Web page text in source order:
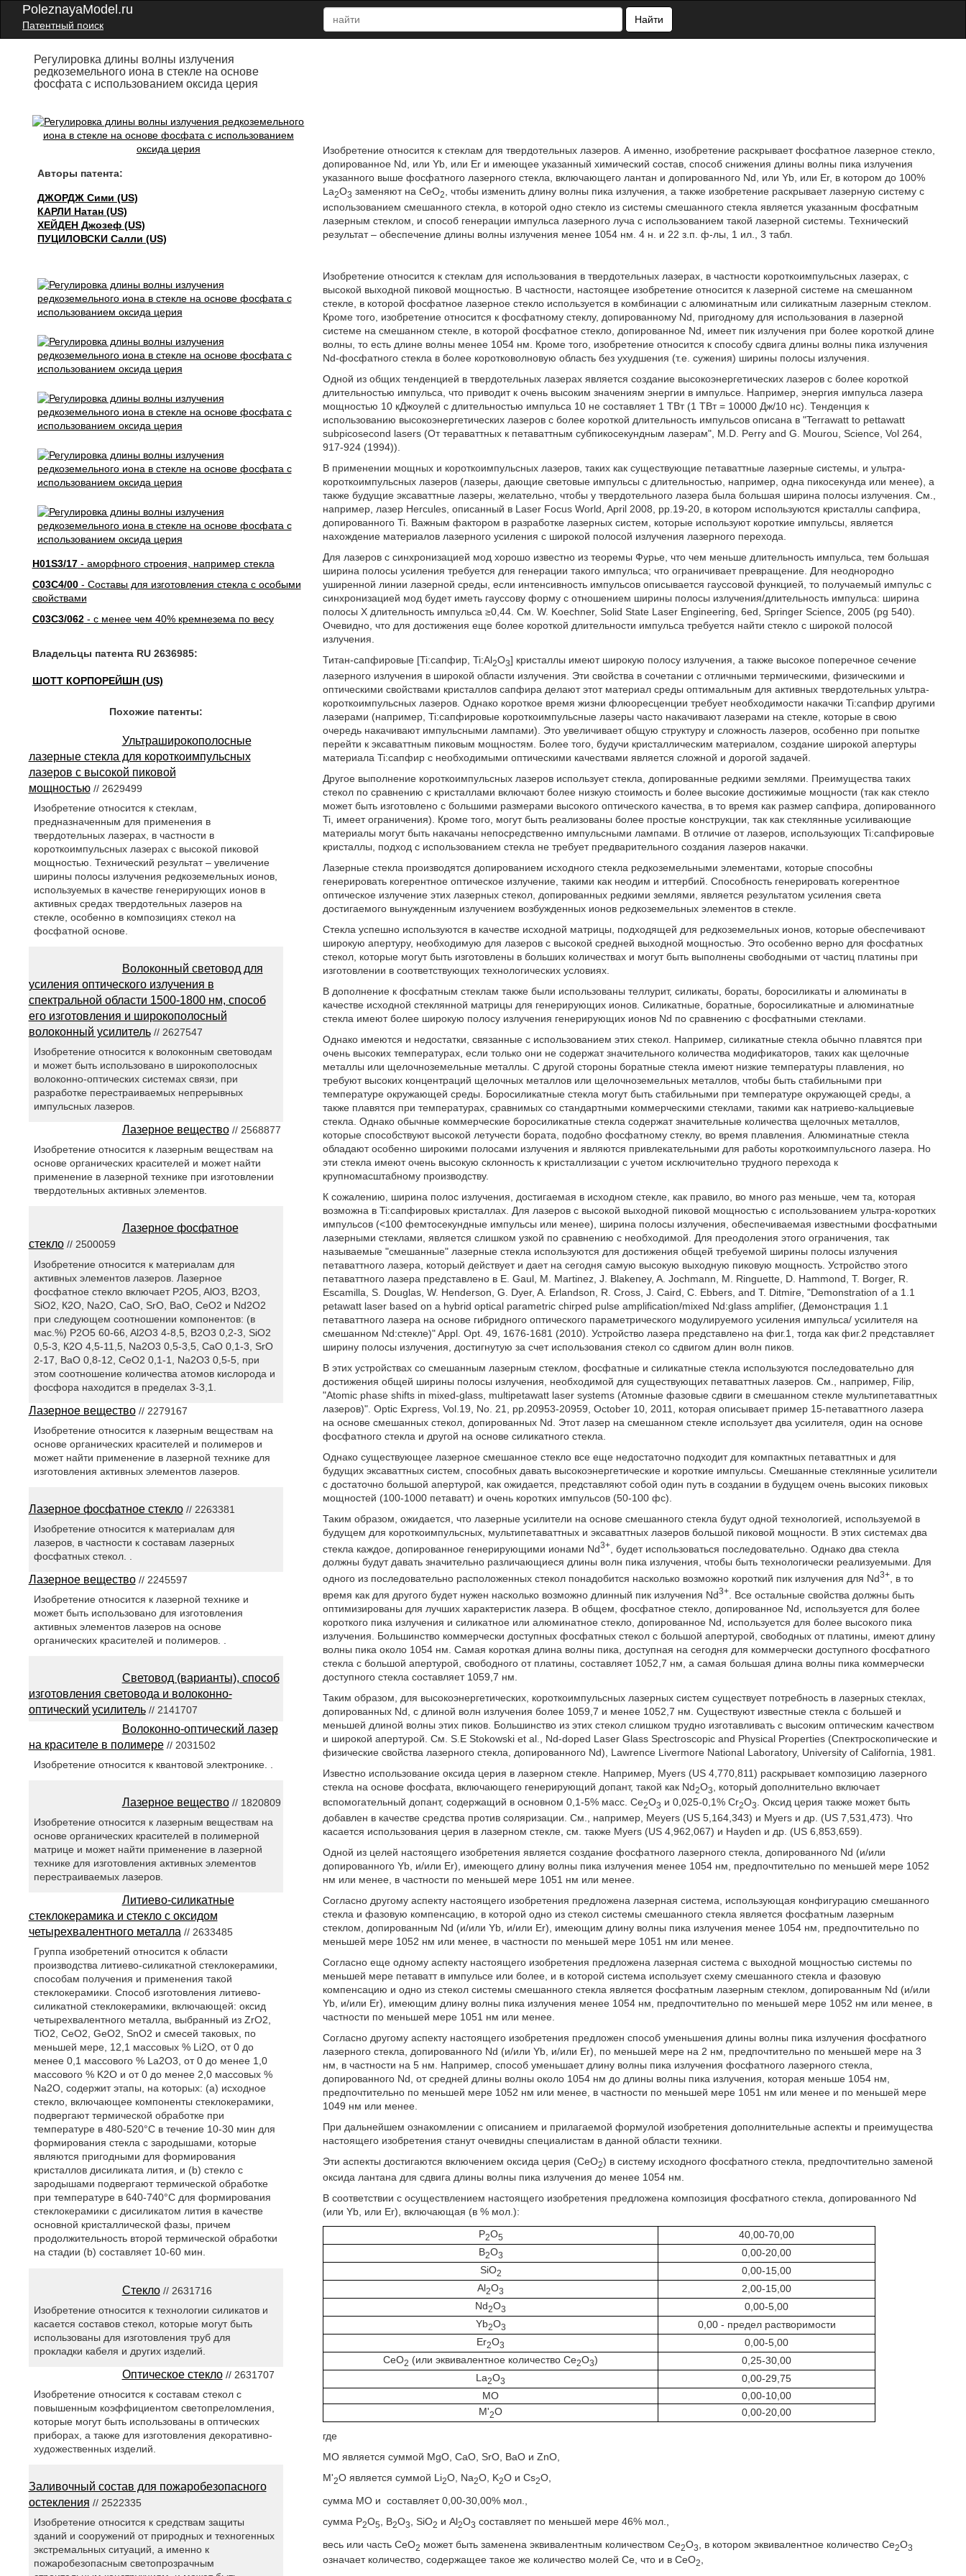
PoleznayaModel.ru
Патентный поиск
Найти
Регулировка длины волны излучения
редкоземельного иона в стекле на основе
фосфата с использованием оксида церия
Авторы патента:
ДЖОРДЖ Сими (US)
КАРЛИ Натан (US)
ХЕЙДЕН Джозеф (US)
ПУЦИЛОВСКИ Салли (US)
H01S3/17- аморфного строения, например стекла
C03C4/00- Составы для изготовления стекла с особыми
свойствами
C03C3/062- с менее чем 40% кремнезема по весу
Владельцы патента RU 2636985:
ШОТТ КОРПОРЕЙШН (US)
Изобретение относится к стеклам для твердотельных лазеров. А именно, изобретение раскрывает фосфатное лазерное стекло,
допированное Nd, или Yb, или Er и имеющее указанный химический состав, способ снижения длины волны пика излучения
указанного выше фосфатного лазерного стекла, включающего лантан и допированного Nd, или Yb, или Er, в котором до 100%
La2O3 заменяют на CeO2
, чтобы изменить длину волны пика излучения, а также изобретение раскрывает лазерную систему с
использованием смешанного стекла, в которой одно стекло из системы смешанного стекла является указанным фосфатным
лазерным стеклом, и способ генерации импульса лазерного луча с использованием такой лазерной системы. Технический
результат – обеспечение длины волны излучения менее 1054 нм. 4 н. и 22 з.п. ф-лы, 1 ил., 3 табл.
Изобретение относится к стеклам для использования в твердотельных лазерах, в частности короткоимпульсных лазерах, с
высокой выходной пиковой мощностью. В частности, настоящее изобретение относится к лазерной системе на смешанном
стекле, в которой фосфатное лазерное стекло используется в комбинации с алюминатным или силикатным лазерным стеклом.
Кроме того, изобретение относится к фосфатному стеклу, допированному Nd, пригодному для использования в лазерной
системе на смешанном стекле, в которой фосфатное стекло, допированное Nd, имеет пик излучения при более короткой длине
волны, то есть длине волны менее 1054 нм. Кроме того, изобретение относится к способу сдвига длины волны пика излучения
Nd-фосфатного стекла в более коротковолновую область без ухудшения (т.е. сужения) ширины полосы излучения.
Одной из общих тенденцией в твердотельных лазерах является создание высокоэнергетических лазеров с более короткой
длительностью импульса, что приводит к очень высоким значениям энергии в импульсе. Например, энергия импульса лазера
мощностью 10 кДжоулей с длительностью импульса 10 не составляет 1 ТВт (1 ТВт = 10000 Дж/10 нс). Тенденция к
использованию высокоэнергетических лазеров с более короткой длительность импульсов описана в "Terrawatt to pettawatt
subpicosecond lasers (От тераваттных к петаваттным субпикосекундным лазерам", M.D. Perry and G. Mourou, Science, Vol 264,
917-924 (1994)).
В применении мощных и короткоимпульсных лазеров, таких как существующие петаваттные лазерные системы, и ультра-
короткоимпульсных лазеров (лазеры, дающие световые импульсы с длительностью, например, одна пикосекунда или менее), а
также будущие эксаваттные лазеры, желательно, чтобы у твердотельного лазера была большая ширина полосы излучения. См.,
например, лазер Hercules, описанный в Laser Focus World, April 2008, pp.19-20, в котором используются кристаллы сапфира,
допированного Ti. Важным фактором в разработке лазерных систем, которые используют короткие импульсы, является
нахождение материалов лазерного усиления с широкой полосой излучения лазерного перехода.
Для лазеров с синхронизацией мод хорошо известно из теоремы Фурье, что чем меньше длительность импульса, тем большая
ширина полосы усиления требуется для генерации такого импульса; что ограничивает превращение. Для неоднородно
уширенной линии лазерной среды, если интенсивность импульсов описывается гауссовой функцией, то получаемый импульс с
синхронизацией мод будет иметь гауссову форму с отношением ширины полосы излучения/длительность импульса: ширина
полосы Х длительность импульса ≥0,44. См. W. Koechner, Solid State Laser Engineering, 6ed, Springer Science, 2005 (pg 540).
Очевидно, что для достижения еще более короткой длительности импульса требуется найти стекло с широкой полосой
излучения.
Титан-сапфировые [Ti:сапфир, Ti:Al2O3] кристаллы имеют широкую полосу излучения, а также высокое поперечное сечение
лазерного излучения в широкой области излучения. Эти свойства в сочетании с отличными термическими, физическими и
оптическими свойствами кристаллов сапфира делают этот материал среды оптимальным для активных твердотельных ультра-
короткоимпульсных лазеров. Однако короткое время жизни флюоресценции требует необходимости накачки Ti:сапфир другими
лазерами (например, Ti:сапфировые короткоимпульсные лазеры часто накачивают лазерами на стекле, которые в свою
очередь накачивают импульсными лампами). Это увеличивает общую структуру и сложность лазеров, особенно при попытке
перейти к эксаваттным пиковым мощностям. Более того, будучи кристаллическим материалом, создание широкой апертуры
материала Ti:сапфир с необходимыми оптическими качествами является сложной и дорогой задачей.
Другое выполнение короткоимпульсных лазеров использует стекла, допированные редкими землями. Преимущества таких
стекол по сравнению с кристаллами включают более низкую стоимость и более высокие достижимые мощности (так как стекло
может быть изготовлено с большими размерами высокого оптического качества, в то время как размер сапфира, допированного
Ti, имеет ограничения). Кроме того, могут быть реализованы более простые конструкции, так как стеклянные усиливающие
материалы могут быть накачаны непосредственно импульсными лампами. В отличие от лазеров, использующих Ti:сапфировые
кристаллы, подход с использованием стекла не требует предварительного создания лазеров накачки.
Лазерные стекла производятся допированием исходного стекла редкоземельными элементами, которые способны
генерировать когерентное оптическое излучение, такими как неодим и иттербий. Способность генерировать когерентное
оптическое излучение этих лазерных стекол, допированных редкими землями, является результатом усиления света
достигаемого вынужденным излучением возбужденных ионов редкоземельных элементов в стекле.
Стекла успешно используются в качестве исходной матрицы, подходящей для редкоземельных ионов, которые обеспечивают
широкую апертуру, необходимую для лазеров с высокой средней выходной мощностью. Это особенно верно для фосфатных
стекол, которые могут быть изготовлены в больших количествах и могут быть выполнены свободными от частиц платины при
изготовлении в соответствующих технологических условиях.
В дополнение к фосфатным стеклам также были использованы теллурит, силикаты, бораты, боросиликаты и алюминаты в
качестве исходной стеклянной матрицы для генерирующих ионов. Силикатные, боратные, боросиликатные и алюминатные
стекла имеют более широкую полосу излучения генерирующих ионов Nd по сравнению с фосфатными стеклами.
Однако имеются и недостатки, связанные с использованием этих стекол. Например, силикатные стекла обычно плавятся при
очень высоких температурах, если только они не содержат значительного количества модификаторов, таких как щелочные
металлы или щелочноземельные металлы. С другой стороны боратные стекла имеют низкие температуры плавления, но
требуют высоких концентраций щелочных металлов или щелочноземельных металлов, чтобы быть стабильными при
температуре окружающей среды. Боросиликатные стекла могут быть стабильными при температуре окружающей среды, а
также плавятся при температурах, сравнимых со стандартными коммерческими стеклами, такими как натриево-кальциевые
стекла. Однако обычные коммерческие боросиликатные стекла содержат значительные количества щелочных металлов,
которые способствуют высокой летучести бората, подобно фосфатному стеклу, во время плавления. Алюминатные стекла
обладают особенно широкими полосами излучения и являются привлекательными для работы короткоимпульсного лазера. Но
эти стекла имеют очень высокую склонность к кристаллизации с учетом исключительно трудного перехода к
крупномасштабному производству.
К сожалению, ширина полос излучения, достигаемая в исходном стекле, как правило, во много раз меньше, чем та, которая
возможна в Ti:сапфировых кристаллах. Для лазеров с высокой выходной пиковой мощностью с использованием ультра-коротких
импульсов (<100 фемтосекундные импульсы или менее), ширина полосы излучения, обеспечиваемая известными фосфатными
лазерными стеклами, является слишком узкой по сравнению с необходимой. Для преодоления этого ограничения, так
называемые "смешанные" лазерные стекла используются для достижения общей требуемой ширины полосы излучения
петаваттного лазера, который действует и дает на сегодня самую высокую выходную пиковую мощность. Устройство этого
петаваттного лазера представлено в Е. Gaul, M. Martinez, J. Blakeney, A. Jochmann, M. Ringuette, D. Hammond, Т. Borger, R.
Escamilla, S. Douglas, W. Henderson, G. Dyer, A. Erlandson, R. Cross, J. Caird, C. Ebbers, and T. Ditmire, "Demonstration of a 1.1
petawatt laser based on a hybrid optical parametric chirped pulse amplification/mixed Nd:glass amplifier, (Демонстрация 1.1
петаваттного лазера на основе гибридного оптического параметрического модулируемого усиления импульса/ усилителя на
смешанном Nd:стекле)" Appl. Opt. 49, 1676-1681 (2010). Устройство лазера представлено на фиг.1, тогда как фиг.2 представляет
ширину полосы излучения, достигнутую за счет использования стекол со сдвигом длин волн пиков.
В этих устройствах со смешанным лазерным стеклом, фосфатные и силикатные стекла используются последовательно для
достижения общей ширины полосы излучения, необходимой для существующих петаваттных лазеров. См., например, Filip,
"Atomic phase shifts in mixed-glass, multipetawatt laser systems (Атомные фазовые сдвиги в смешанном стекле мультипетаваттных
лазеров)". Optic Express, Vol.19, No. 21, pp.20953-20959, October 10, 2011, которая описывает пример 15-петаваттного лазера
на основе смешанных стекол, допированных Nd. Этот лазер на смешанном стекле использует два усилителя, один на основе
фосфатного стекла и другой на основе силикатного стекла.
Однако существующее лазерное смешанное стекло все еще недостаточно подходит для компактных петаваттных и для
будущих эксаваттных систем, способных давать высокоэнергетические и короткие импульсы. Смешанные стеклянные усилители
с достаточно большой апертурой, как ожидается, представляют собой один путь в создании в будущем очень высоких пиковых
мощностей (100-1000 петаватт) и очень коротких импульсов (50-100 фс).
Таким образом, ожидается, что лазерные усилители на основе смешанного стекла будут одной технологией, используемой в
будущем для короткоимпульсных, мультипетаваттных и эксаваттных лазеров большой пиковой мощности. В этих системах два
стекла каждое, допированное генерирующими ионами Nd3+
, будет использоваться последовательно. Однако два стекла
должны будут давать значительно различающиеся длины волн пика излучения, чтобы быть технологически реализуемыми. Для
одного из последовательно расположенных стекол понадобится насколько возможно короткий пик излучения для Nd3+
, в то
время как для другого будет нужен насколько возможно длинный пик излучения Nd3+
. Все остальные свойства должны быть
оптимизированы для лучших характеристик лазера. В общем, фосфатное стекло, допированное Nd, используется для более
короткого пика излучения и силикатное или алюминатное стекло, допированное Nd, используется для более высокого пика
излучения. Большинство коммерчески доступных фосфатных стекол с большой апертурой, свободных от платины, имеют длину
волны пика около 1054 нм. Самая короткая длина волны пика, доступная на сегодня для коммерчески доступного фосфатного
стекла с большой апертурой, свободного от платины, составляет 1052,7 нм, а самая большая длина волны пика коммерчески
доступного стекла составляет 1059,7 нм.
Таким образом, для высокоэнергетических, короткоимпульсных лазерных систем существует потребность в лазерных стеклах,
допированных Nd, с длиной волн излучения более 1059,7 и менее 1052,7 нм. Существуют известные стекла с большей и
меньшей длиной волны этих пиков. Большинство из этих стекол слишком трудно изготавливать с высоким оптическим качеством
и широкой апертурой. См. S.E Stokowski et al., Nd-doped Laser Glass Spectroscopic and Physical Properties (Спектроскопические и
физические свойства лазерного стекла, допированного Nd), Lawrence Livermore National Laboratory, University of California, 1981.
Известно использование оксида церия в лазерном стекле. Например, Myers (US 4,770,811) раскрывает композицию лазерного
стекла на основе фосфата, включающего генерирующий допант, такой как Nd2O3
, который дополнительно включает
вспомогательный допант, содержащий в основном 0,1-5% масс. Ce2O3 и 0,025-0,1% Cr2O3. Оксид церия также может быть
добавлен в качестве средства против соляризации. См., например, Meyers (US 5,164,343) и Myers и др. (US 7,531,473). Что
касается использования церия в лазерном стекле, см. также Myers (US 4,962,067) и Hayden и др. (US 6,853,659).
Одной из целей настоящего изобретения является создание фосфатного лазерного стекла, допированного Nd (и/или
допированного Yb, и/или Er), имеющего длину волны пика излучения менее 1054 нм, предпочтительно по меньшей мере 1052
нм или менее, в частности по меньшей мере 1051 нм или менее.
Согласно другому аспекту настоящего изобретения предложена лазерная система, использующая конфигурацию смешанного
стекла и фазовую компенсацию, в которой одно из стекол системы смешанного стекла является фосфатным лазерным
стеклом, допированным Nd (и/или Yb, и/или Er), имеющим длину волны пика излучения менее 1054 нм, предпочтительно по
меньшей мере 1052 нм или менее, в частности по меньшей мере 1051 нм или менее.
Согласно еще одному аспекту настоящего изобретения предложена лазерная система с выходной мощностью системы по
меньшей мере петаватт в импульсе или более, и в которой система использует схему смешанного стекла и фазовую
компенсацию и одно из стекол системы смешанного стекла является фосфатным лазерным стеклом, допированным Nd (и/или
Yb, и/или Er), имеющим длину волны пика излучения менее 1054 нм, предпочтительно по меньшей мере 1052 нм или менее, в
частности по меньшей мере 1051 нм или менее.
Согласно другому аспекту настоящего изобретения предложен способ уменьшения длины волны пика излучения фосфатного
лазерного стекла, допированного Nd (и/или Yb, и/или Er), по меньшей мере на 2 нм, предпочтительно по меньшей мере на 3
нм, в частности на 5 нм. Например, способ уменьшает длину волны пика излучения фосфатного лазерного стекла,
допированного Nd, от средней длины волны около 1054 нм до длины волны пика излучения, которая меньше 1054 нм,
предпочтительно по меньшей мере 1052 нм или менее, в частности по меньшей мере 1051 нм или менее и по меньшей мере
1049 нм или менее.
При дальнейшем ознакомлении с описанием и прилагаемой формулой изобретения дополнительные аспекты и преимущества
настоящего изобретения станут очевидны специалистам в данной области техники.
Эти аспекты достигаются включением оксида церия (CeO2) в систему исходного фосфатного стекла, предпочтительно заменой
оксида лантана для сдвига длины волны пика излучения до менее 1054 нм.
В соответствии с осуществлением настоящего изобретения предложена композиция фосфатного стекла, допированного Nd
(или Yb, или Er), включающая (в % мол.):
P2O5
40,00-70,00
B2O3
0,00-20,00
SiO2
0,00-15,00
Al2O3
2,00-15,00
Nd2O3
0,00-5,00
Yb2O3
0,00 - предел растворимости
Er2O3
0,00-5,00
CeO2 (или эквивалентное количество Ce2O3)
0,25-30,00
La2O3
0,00-29,75
MO
0,00-10,00
M'2O 0,00-20,00
где
MO является суммой MgO, CaO, SrO, BaO и ZnO,
M'2O является суммой Li2O, Na2O, K2O и Cs2O,
сумма MO и составляет 0,00-30,00% мол.,
сумма P2O5 , B2O3 , SiO2 и Al2O3 составляет по меньшей мере 46% мол.,
весь или часть CeO2 может быть заменена эквивалентным количеством Ce2O3 , в котором эквивалентное количество Ce2O3
означает количество, содержащее такое же количество молей Ce, что и в CeO2,
Похожие патенты:
Ультраширокополосные
лазерные стекла для короткоимпульсных
лазеров с высокой пиковой
мощностью// 2629499
Изобретение относится к стеклам,
предназначенным для применения в
твердотельных лазерах, в частности в
короткоимпульсных лазерах с высокой пиковой
мощностью. Технический результат – увеличение
ширины полосы излучения редкоземельных ионов,
используемых в качестве генерирующих ионов в
активных средах твердотельных лазеров на
стекле, особенно в композициях стекол на
фосфатной основе.
Волоконный световод для
усиления оптического излучения в
спектральной области 1500-1800 нм, способ
его изготовления и широкополосный
волоконный усилитель// 2627547
Изобретение относится к волоконным световодам
и может быть использовано в широкополосных
волоконно-оптических системах связи, при
разработке перестраиваемых непрерывных
импульсных лазеров.
Лазерное вещество// 2568877
Изобретение относится к лазерным веществам на
основе органических красителей и может найти
применение в лазерной технике при изготовлении
твердотельных активных элементов.
Лазерное фосфатное
стекло// 2500059
Изобретение относится к материалам для
активных элементов лазеров. Лазерное
фосфатное стекло включает P2O5, AlO3, В2О3,
SiO2, К2O, Na2O, СаО, SrO, BaO, СеО2 и Nd2O2
при следующем соотношении компонентов: (в
мас.%) P2O5 60-66, Al2O3 4-8,5, В2О3 0,2-3, SiO2
0,5-3, К2О 4,5-11,5, Na2O3 0,5-3,5, СаО 0,1-3, SrO
2-17, BaO 0,8-12, CeO2 0,1-1, Na2O3 0,5-5, при
этом соотношение количества атомов кислорода и
фосфора находится в пределах 3-3,1.
Лазерное вещество// 2279167
Изобретение относится к лазерным веществам на
основе органических красителей и полимеров и
может найти применение в лазерной технике для
изготовления активных элементов лазеров.
Лазерное фосфатное стекло// 2263381
Изобретение относится к материалам для
лазеров, в частности к составам лазерных
фосфатных стекол. .
Лазерное вещество// 2245597
Изобретение относится к лазерной технике и
может быть использовано для изготовления
активных элементов лазеров на основе
органических красителей и полимеров. .
Световод (варианты), способ
изготовления световода и волоконно-
оптический усилитель// 2141707
Волоконно-оптический лазер
на красителе в полимере// 2031502
Изобретение относится к квантовой электронике. .
Лазерное вещество// 1820809
Изобретение относится к лазерным веществам на
основе органических красителей в полимерной
матрице и может найти применение в лазерной
технике для изготовления активных элементов
перестраиваемых лазеров.
Литиево-силикатные
стеклокерамика и стекло с оксидом
четырехвалентного металла// 2633485
Группа изобретений относится к области
производства литиево-силикатной стеклокерамики,
способам получения и применения такой
стеклокерамики. Способ изготовления литиево-
силикатной стеклокерамики, включающей: оксид
четырехвалентного металла, выбранный из ZrO2,
TiO2, СеО2, GeO2, SnO2 и смесей таковых, по
меньшей мере, 12,1 массовых % Li2O, от 0 до
менее 0,1 массового % La2O3, от 0 до менее 1,0
массового % K2О и от 0 до менее 2,0 массовых %
Na2O, содержит этапы, на которых: (a) исходное
стекло, включающее компоненты стеклокерамики,
подвергают термической обработке при
температуре в 480-520°С в течение 10-30 мин для
формирования стекла с зародышами, которые
являются пригодными для формирования
кристаллов дисиликата лития, и (b) стекло с
зародышами подвергают термической обработке
при температуре в 640-740°С для формирования
стеклокерамики с дисиликатом лития в качестве
основной кристаллической фазы, причем
продолжительность второй термической обработки
на стадии (b) составляет 10-60 мин.
Стекло// 2631716
Изобретение относится к технологии силикатов и
касается составов стекол, которые могут быть
использованы для изготовления труб для
прокладки кабеля и других изделий.
Оптическое стекло// 2631707
Изобретение относится к составам стекол с
повышенным коэффициентом светопреломления,
которые могут быть использованы в оптических
приборах, а также для изготовления декоративно-
художественных изделий.
Заливочный состав для пожаробезопасного
остекления // 2522335
Изобретение относится к средствам защиты
зданий и сооружений от природных и техногенных
экстремальных ситуаций, а именно к
пожаробезопасным светопрозрачным